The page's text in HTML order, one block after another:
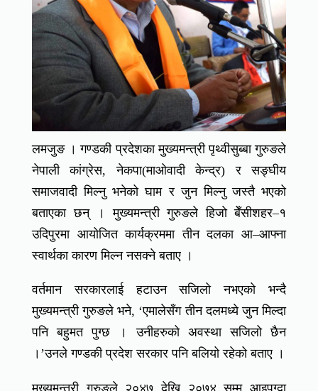
लमजुङ । गण्डकी प्रदेशका मुख्यमन्त्री पृथ्वीसुब्बा गुरुङले
नेपाली कांग्रेस, नेकपा(माओवादी केन्द्र) र सङ्घीय
समाजवादी मिल्नु भनेको घाम र जुन मिल्नु जस्तै भएको
बताएका छन् । मुख्यमन्त्री गुरुङले हिजाे बेँसीशहर–१
उदिपुरमा आयोजित कार्यक्रममा तीन दलका आ–आफ्ना
स्वार्थका कारण मिल्न नसक्ने बताए ।
वर्तमान सरकारलाई हटाउन सजिलो नभएको भन्दै
मुख्यमन्त्री गुरुङले भने, ‘एमालेसँग तीन दलमध्ये जुन मिल्दा
पनि बहुमत पुग्छ । उनीहरुको अवस्था सजिलो छैन
।’उनले गण्डकी प्रदेश सरकार पनि बलियो रहेको बताए ।